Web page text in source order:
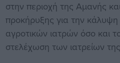
στην περιοχή της Αμανής
προκήρυξης για την
αγροτικών ιατρών όσο και
στελέχωση των ιατρείων